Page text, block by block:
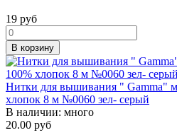
19 руб
В корзину
Нитки для вышивания " Gamma"
хлопок 8 м №0060 зел- серый
В наличии: много
20.00 руб